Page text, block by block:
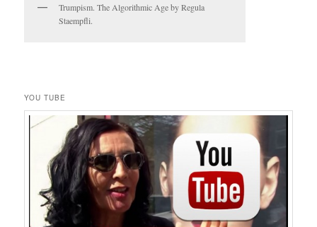
Trumpism. The Algorithmic Age by Regula
Staempfli.
YOU TUBE